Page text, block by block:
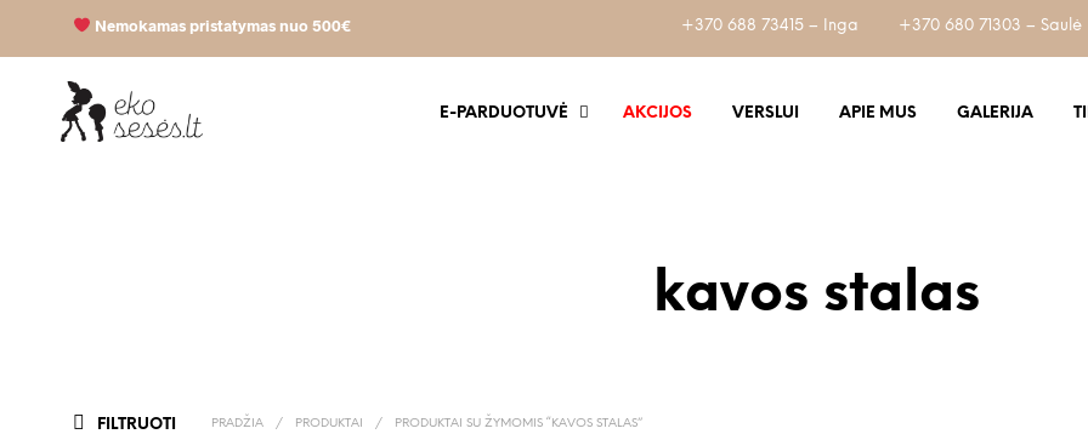
Nemokamas pristatymas nuo 500€ +370 688 73415 – Inga +370 680 71303 – Saulė
E-PARDUOTUVĖ AKCIJOS VERSLUI APIE MUS GALERIJA
kavos stalas
FILTRUOTI PRADŽIA / PRODUKTAI / PRODUKTAI SU ŽYMOMIS “KAVOS STALAS”